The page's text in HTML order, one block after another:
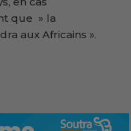
que » la
aux Africains ».